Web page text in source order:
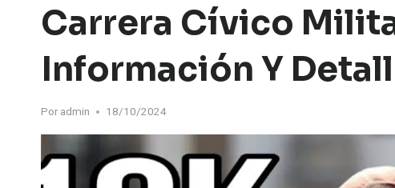
Carrera Cívico
Información Y
Por admin 18/10/2024